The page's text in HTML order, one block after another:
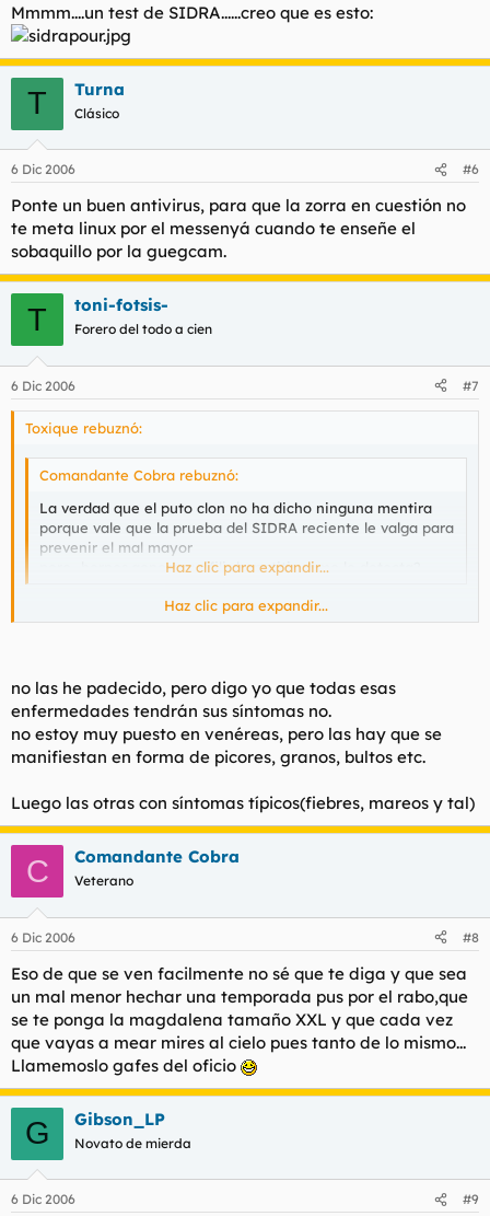
Mmmm....un test de SIDRA......creo que es esto:
T Turna
Clásico
6 Dic 2006 #6
Ponte un buen antivirus, para que la zorra en cuestión no
te meta linux por el messenyá cuando te enseñe el
sobaquillo por la guegcam.
T toni-fotsis-
Forero del todo a cien
6 Dic 2006 #7
Toxique rebuznó:
Comandante Cobra rebuznó:
La verdad que el puto clon no ha dicho ninguna mentira
porque vale que la prueba del SIDRA reciente le valga para
prevenir el mal mayor
pero...herpes,gonorrea,sifilis,hepatitis,como lo detecta?
Haz clic para expandir...
herpes facilmente lo ves, gonorrea chungo, sifilis chungo,
preocuparia mas por virus que por bacterias...
Haz clic para expandir...
no las he padecido, pero digo yo que todas esas
enfermedades tendrán sus síntomas no.
no estoy muy puesto en venéreas, pero las hay que se
manifiestan en forma de picores, granos, bultos etc.
Luego las otras con síntomas típicos(fiebres, mareos y tal)
C Comandante Cobra
Veterano
6 Dic 2006 #8
Eso de que se ven facilmente no sé que te diga y que sea
un mal menor hechar una temporada pus por el rabo,que
se te ponga la magdalena tamaño XXL y que cada vez
que vayas a mear mires al cielo pues tanto de lo mismo...
Llamemoslo gafes del oficio
G Gibson_LP
Novato de mierda
6 Dic 2006 #9